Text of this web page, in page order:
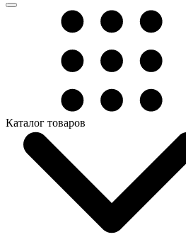
Каталог товаров